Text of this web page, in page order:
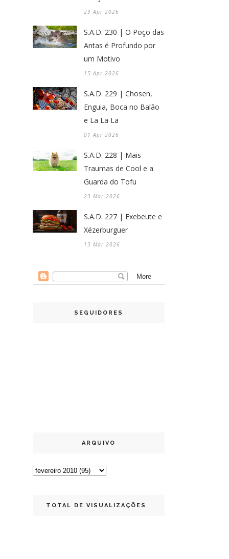
29 Apr 2026
S.A.D. 230 | O Poço das
Antas é Profundo por
um Motivo
15 Apr 2026
S.A.D. 229 | Chosen,
Enguia, Boca no Balão
e La La La
01 Apr 2026
S.A.D. 228 | Mais
Traumas de Cool e a
Guarda do Tofu
23 Mar 2026
S.A.D. 227 | Exebeute e
Xézerburguer
13 Mar 2026
SEGUIDORES
ARQUIVO
TOTAL DE VISUALIZAÇÕES